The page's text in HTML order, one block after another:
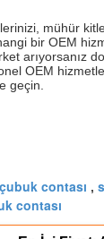
mühür
bir OEM
arıyorsanız
OEM
geçin.
contası ,
contası